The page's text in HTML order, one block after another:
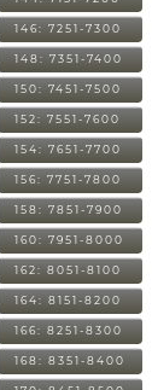
146: 7251-7300
148: 7351-7400
150: 7451-7500
152: 7551-7600
154: 7651-7700
156: 7751-7800
158: 7851-7900
160: 7951-8000
162: 8051-8100
164: 8151-8200
166: 8251-8300
168: 8351-8400